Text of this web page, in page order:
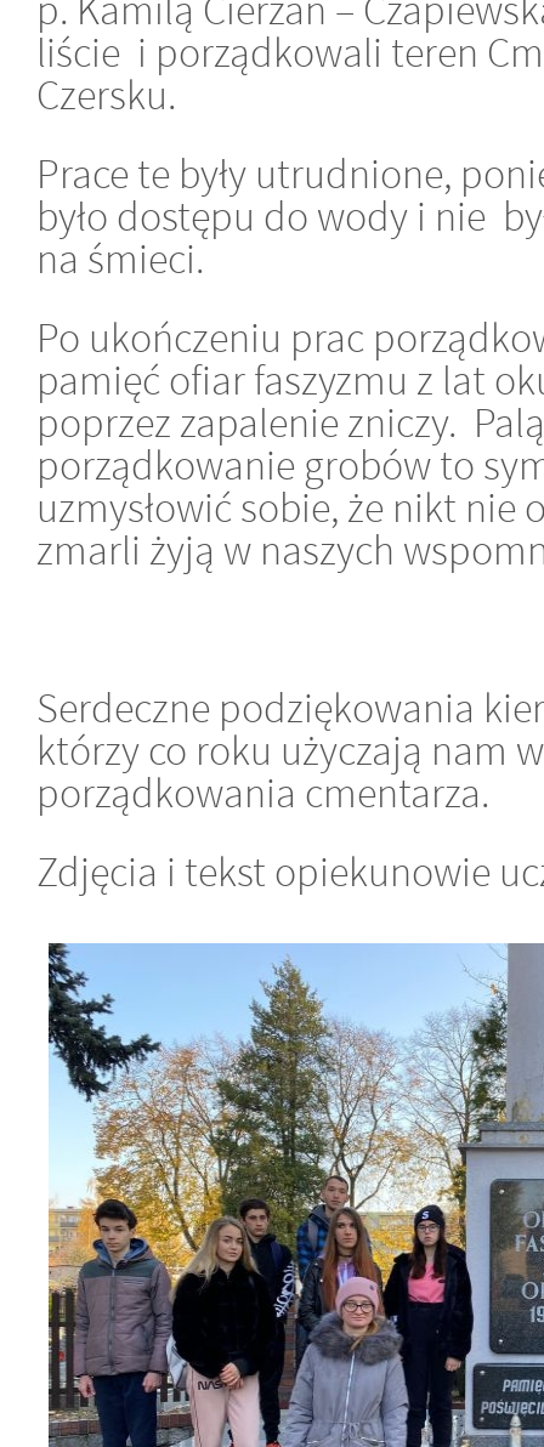
p. Kamilą Cierzan –
liście i porządkowali teren
Czersku.
Prace te były utrudnione,
było dostępu do wody i nie
na śmieci.
Po ukończeniu prac
pamięć ofiar faszyzmu z lat
poprzez zapalenie zniczy.
porządkowanie grobów to
uzmysłowić sobie, że nikt nie
zmarli żyją w naszych
Serdeczne podziękowania
którzy co roku użyczają nam
porządkowania cmentarza.
Zdjęcia i tekst opiekunowie